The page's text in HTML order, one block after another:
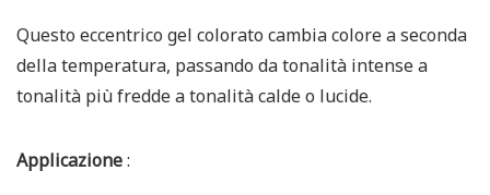
Questo eccentrico gel colorato cambia colore a seconda
della temperatura, passando da tonalità intense a
tonalità più fredde a tonalità calde o lucide.
Applicazione: